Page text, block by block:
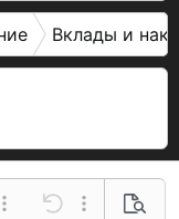
Вклады и
Отменить